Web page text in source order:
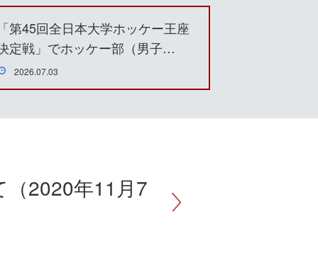
第45回全日本大学ホッケー王座
定戦」でホッケー部（男子…
2026.07.03
2020年11月7